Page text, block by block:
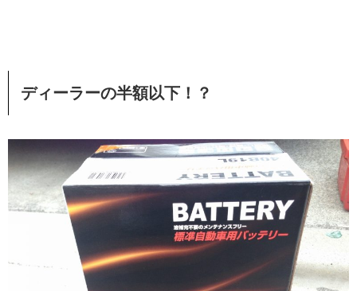
ディーラーの半額以下！？